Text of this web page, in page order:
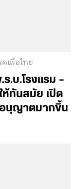
เพื่อไทย
.บ.โรงแรม –
ห้ทันสมัย เปิด
อนุญาตมากขึ้น